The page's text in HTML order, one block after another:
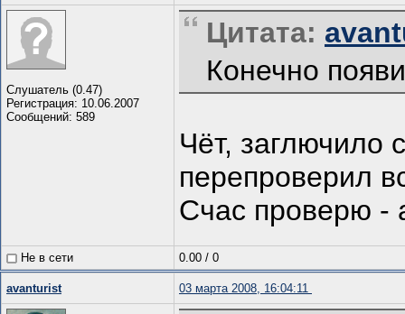
Слушатель (0.47)
Регистрация: 10.06.2007
Сообщений: 589
Цитата:
Конечно
Чёт, заглючило
перепроверил
Счас проверю -
Не в сети 0.00 / 0
avanturist 03 марта 2008, 16:04:11